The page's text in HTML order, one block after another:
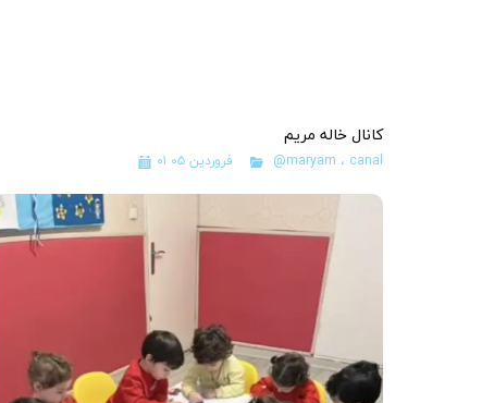
کانال خاله مریم
۰۱ فروردین ۰۵ @maryam ، canal